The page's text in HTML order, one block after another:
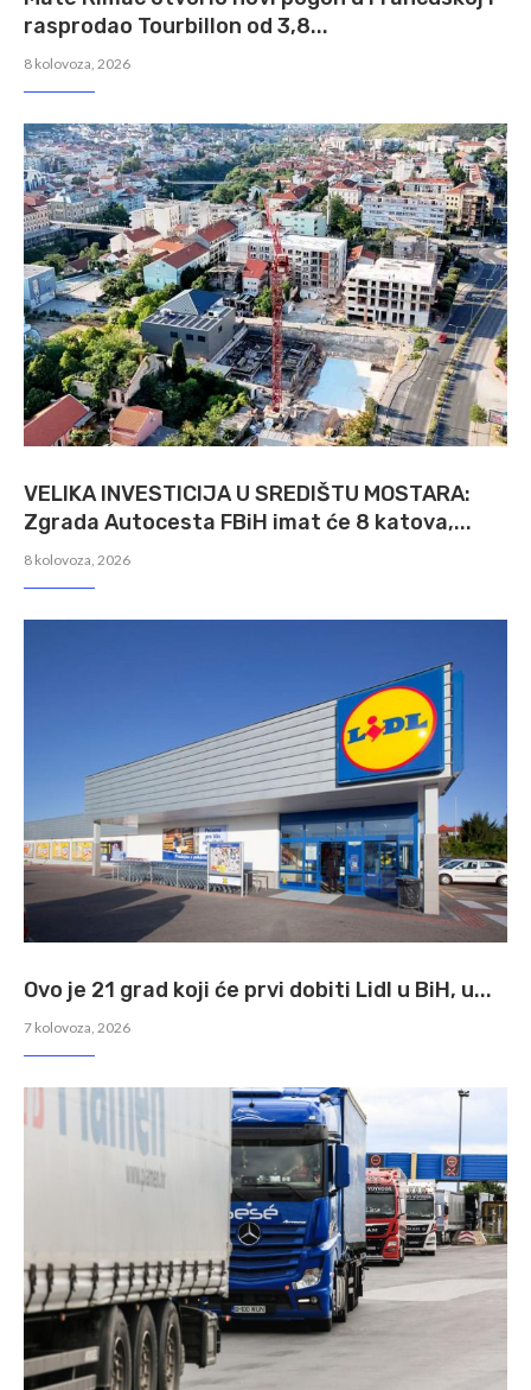
rasprodao Tourbillon od 3,8...
8 kolovoza, 2026
VELIKA INVESTICIJA U SREDIŠTU MOSTARA:
Zgrada Autocesta FBiH imat će 8 katova,...
8 kolovoza, 2026
Ovo je 21 grad koji će prvi dobiti Lidl u BiH, u...
7 kolovoza, 2026